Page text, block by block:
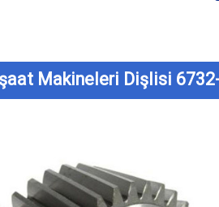
Makineleri Dişlisi